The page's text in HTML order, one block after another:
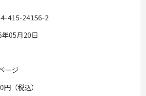
415-24156-2
年05月20日
ージ
円（税込）